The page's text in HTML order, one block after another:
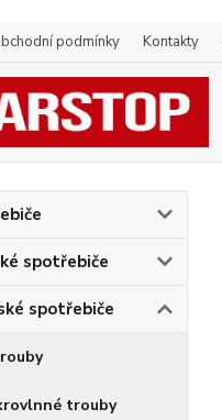
podmínky Kontakty
spotřebiče
spotřebiče
trouby